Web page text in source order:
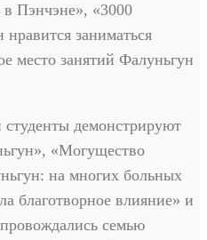
в Пэнчэне», «3000
заниматься
место занятий Фалуньгун
демонстрируют
«Могущество
на многих больных
благотворное влияние» и
семью